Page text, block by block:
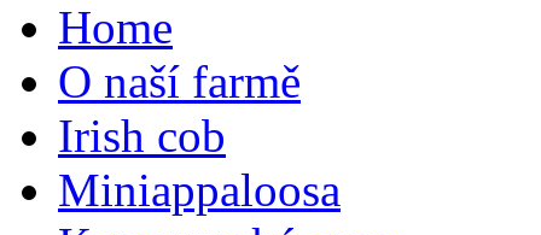
Home
O naší farmě
Irish cob
Miniappaloosa